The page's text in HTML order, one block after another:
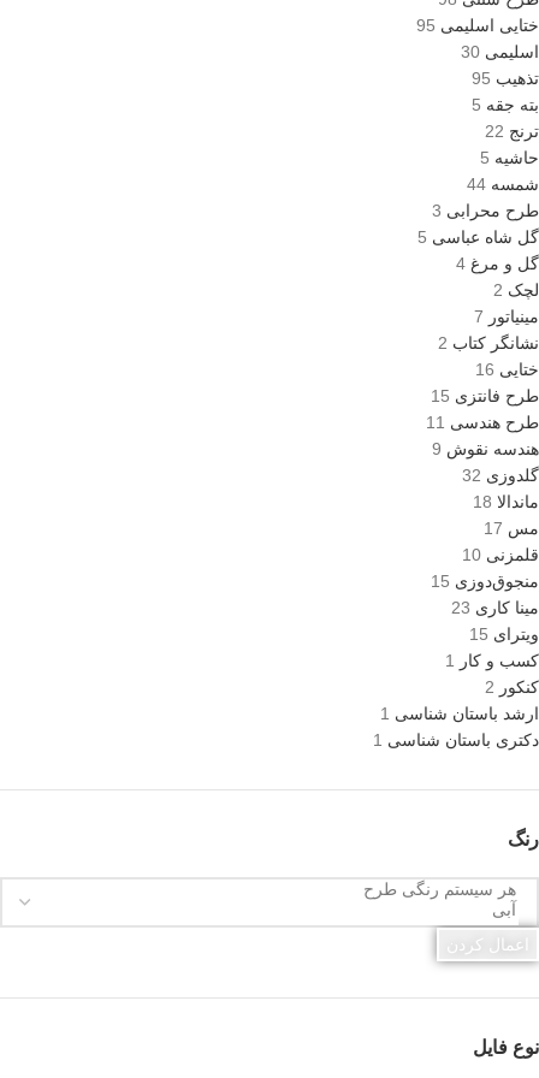
ختایی اسلیمی 95
اسلیمی 30
تذهیب 95
بته جقه 5
ترنج 22
حاشیه 5
شمسه 44
طرح محرابی 3
گل شاه عباسی 5
گل و مرغ 4
لچک 2
مینیاتور 7
نشانگر کتاب 2
ختایی 16
طرح فانتزی 15
طرح هندسی 11
هندسه نقوش 9
گلدوزی 32
ماندالا 18
مس 17
قلمزنی 10
منجوق‌دوزی 15
مینا کاری 23
ویترای 15
کسب و کار
1
کنکور 2
ارشد باستان شناسی 1
دکتری باستان شناسی 1
رنگ
اعمال کردن
نوع فایل